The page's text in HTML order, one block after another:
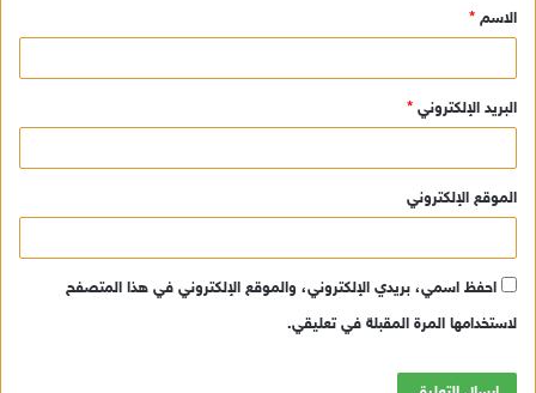
*
الاسم *
البريد الإلكتروني *
الموقع الإلكتروني
احفظ اسمي، بريدي الإلكتروني، والموقع الإلكتروني في هذا المتصفح
لاستخدامها المرة المقبلة في تعليقي.